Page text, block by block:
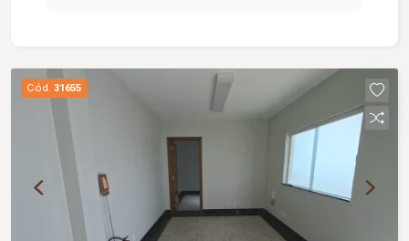
Varanda com mesa fixa tipo balcão e sofá em
alvenaria com almofadas em couro sintético;
Lavanderia com instalações para máquina de
lavar; Despensa; Depósito; Jardim; 03 vagas de
garagem com armário em alvenaria;
Estacionamento para 02 veículos; Diferenciais:
Portão eletrônico; Cerca elétrica preparada para
ativação.
Cód. 31655